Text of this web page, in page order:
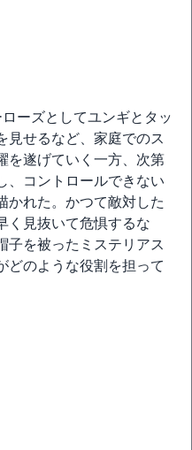
ーズとしてユンギとタッ
見せるなど、家庭でのス
を遂げていく一方、次第
、コントロールできない
かれた。かつて敵対した
く見抜いて危惧するな
子を被ったミステリアス
どのような役割を担って